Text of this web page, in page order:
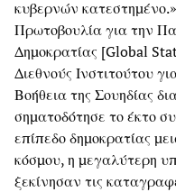
κυβερνών
Πρωτοβουλία για την
Δημοκρατίας [Global
Διεθνούς Ινστιτούτου
Βοήθεια της Σουηδίας
σηματοδότησε το έκτο
επίπεδο δημοκρατίας
κόσμου, η μεγαλύτερη
ξεκίνησαν τις